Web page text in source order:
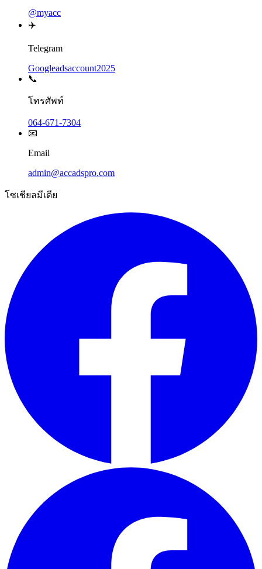
@myacc
✈️
Telegram
Googleadsaccount2025
📞
โทรศัพท์
064-671-7304
📧
Email
admin@accadspro.com
โซเชียลมีเดีย